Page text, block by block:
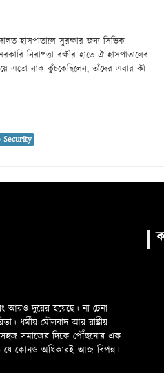
হাসপাতালে সুরক্ষার জন্য সিভিক
নিরাপত্তা রক্ষীর হাতে ঐ হাসপাতালের
এতো নাক কুঁচকেছিলেন, তাঁদের এবার কী
Security
আরও দুরের হয়েছে। না-চেনা
ধর্মীয় মৌলবাদ আর রাষ্ট্রীয়
সহজ সমাজের দিকে পৌঁছনোর এক
যে কোনও অধিকারই আজ বিপন্ন।